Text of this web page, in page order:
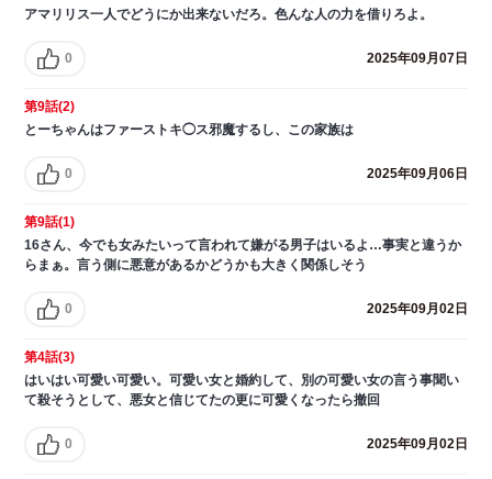
アマリリス一人でどうにか出来ないだろ。色んな人の力を借りろよ。
0 2025年09月07日
第9話(2)
とーちゃんはファーストキ◯ス邪魔するし、この家族は
0 2025年09月06日
第9話(1)
16さん、今でも女みたいって言われて嫌がる男子はいるよ…事実と違うか
らまぁ。言う側に悪意があるかどうかも大きく関係しそう
0 2025年09月02日
第4話(3)
はいはい可愛い可愛い。可愛い女と婚約して、別の可愛い女の言う事聞い
て殺そうとして、悪女と信じてたの更に可愛くなったら撤回
0 2025年09月02日